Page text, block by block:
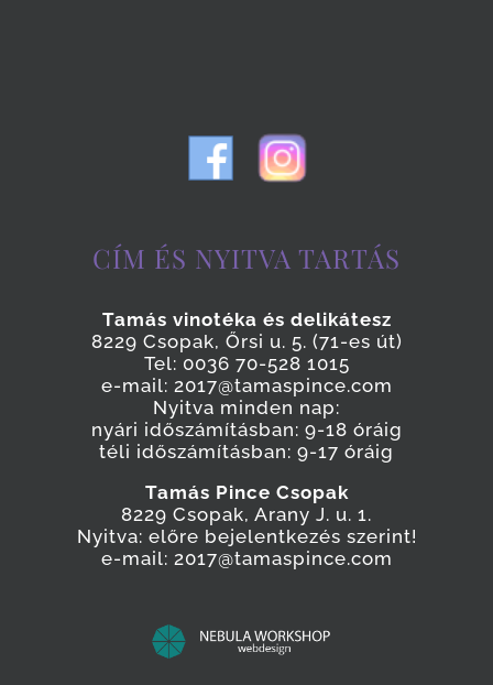
CÍM ÉS NYITVA TARTÁS
Tamás vinotéka és delikátesz
8229 Csopak, Őrsi u. 5. (71-es út)
Tel: 0036 70-528 1015
e-mail: 2017@tamaspince.com
Nyitva minden nap:
nyári időszámításban: 9-18 óráig
téli időszámításban: 9-17 óráig
Tamás Pince Csopak
8229 Csopak, Arany J. u. 1.
Nyitva: előre bejelentkezés szerint!
e-mail: 2017@tamaspince.com